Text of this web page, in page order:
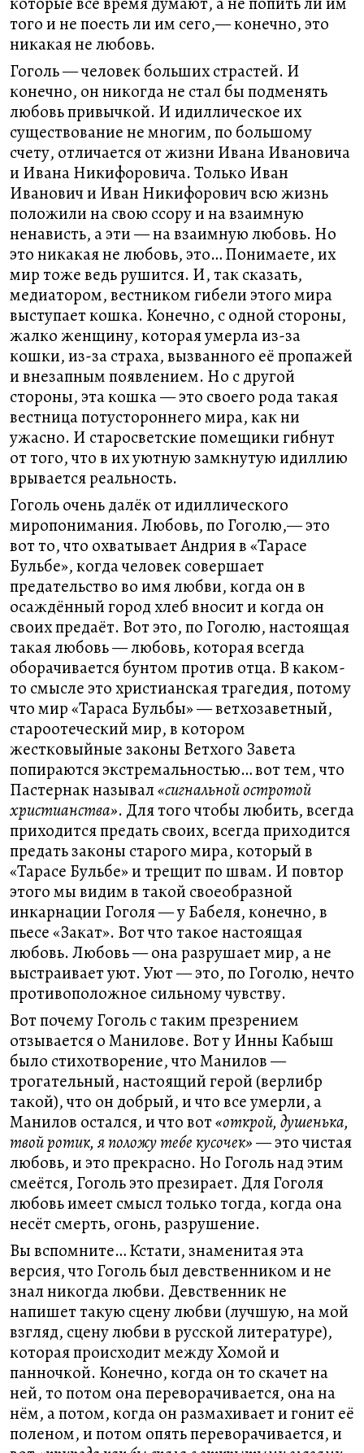
того и не поесть ли им сего,— конечно, это
никакая не любовь.
Гоголь — человек больших страстей. И
конечно, он никогда не стал бы подменять
любовь привычкой. И идиллическое их
существование не многим, по большому
счету, отличается от жизни Ивана Ивановича
и Ивана Никифоровича. Только Иван
Иванович и Иван Никифорович всю жизнь
положили на свою ссору и на взаимную
ненависть, а эти — на взаимную любовь. Но
это никакая не любовь, это… Понимаете, их
мир тоже ведь рушится. И, так сказать,
медиатором, вестником гибели этого мира
выступает кошка. Конечно, с одной стороны,
жалко женщину, которая умерла из-за
кошки, из-за страха, вызванного её пропажей
и внезапным появлением. Но с другой
стороны, эта кошка — это своего рода такая
вестница потустороннего мира, как ни
ужасно. И старосветские помещики гибнут
от того, что в их уютную замкнутую идиллию
врывается реальность.
Гоголь очень далёк от идиллического
миропонимания. Любовь, по Гоголю,— это
вот то, что охватывает Андрия в «Тарасе
Бульбе», когда человек совершает
предательство во имя любви, когда он в
осаждённый город хлеб вносит и когда он
своих предаёт. Вот это, по Гоголю, настоящая
такая любовь — любовь, которая всегда
оборачивается бунтом против отца. В каком-
то смысле это христианская трагедия, потому
что мир «Тараса Бульбы» — ветхозаветный,
староотеческий мир, в котором
жестковыйные законы Ветхого Завета
попираются экстремальностью… вот тем, что
Пастернак называл«сигнальной остротой
христианства». Для того чтобы любить, всегда
приходится предать своих, всегда приходится
предать законы старого мира, который в
«Тарасе Бульбе» и трещит по швам. И повтор
этого мы видим в такой своеобразной
инкарнации Гоголя — у Бабеля, конечно, в
пьесе «Закат». Вот что такое настоящая
любовь. Любовь — она разрушает мир, а не
выстраивает уют. Уют — это, по Гоголю, нечто
противоположное сильному чувству.
Вот почему Гоголь с таким презрением
отзывается о Манилове. Вот у Инны Кабыш
было стихотворение, что Манилов —
трогательный, настоящий герой (верлибр
такой), что он добрый, и что все умерли, а
Манилов остался, и что вот«открой, душенька,
твой ротик, я положу тебе кусочек»— это чистая
любовь, и это прекрасно. Но Гоголь над этим
смеётся, Гоголь это презирает. Для Гоголя
любовь имеет смысл только тогда, когда она
несёт смерть, огонь, разрушение.
Вы вспомните… Кстати, знаменитая эта
версия, что Гоголь был девственником и не
знал никогда любви. Девственник не
напишет такую сцену любви (лучшую, на мой
взгляд, сцену любви в русской литературе),
которая происходит между Хомой и
панночкой. Конечно, когда он то скачет на
ней, то потом она переворачивается, она на
нём, а потом, когда он размахивает и гонит её
поленом, и потом опять переворачивается, и